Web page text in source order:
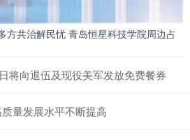
方共治解民忧 青岛恒星科技学院周边占
将向退伍及现役美军发放免费餐券
量发展水平不断提高